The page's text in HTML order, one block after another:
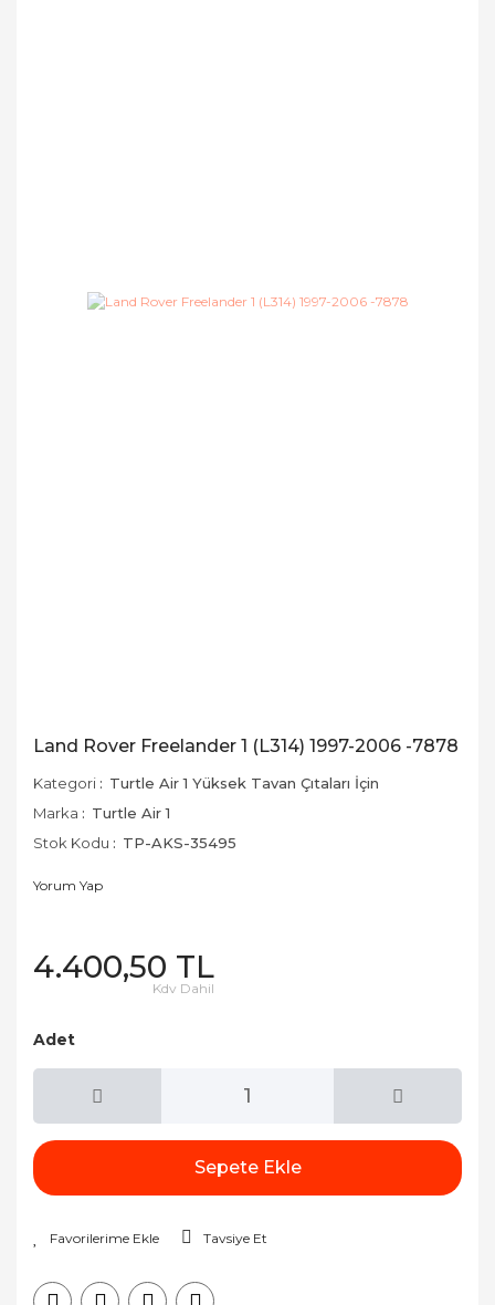
Land Rover Freelander 1 (L314) 1997-2006 -7878
Kategori
Turtle Air 1 Yüksek Tavan Çıtaları İçin
Marka
Turtle Air 1
Stok Kodu
TP-AKS-35495
Yorum Yap
4.400,50 TL
Kdv Dahil
Adet
Sepete Ekle
Tavsiye Et